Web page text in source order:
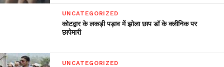
UNCATEGORIZED
कोटद्वार के लकड़ी पड़ाव में झोला छाप डॉ के क्लीनिक पर
छापेमारी
UNCATEGORIZED